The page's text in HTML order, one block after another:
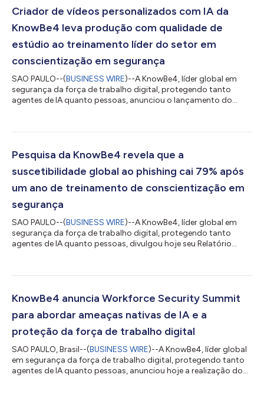
Criador de vídeos personalizados com IA da
KnowBe4 leva produção com qualidade de
estúdio ao treinamento líder do setor em
conscientização em segurança
SAO PAULO--(BUSINESS WIRE)--A KnowBe4, líder global em
segurança da força de trabalho digital, protegendo tanto
agentes de IA quanto pessoas, anunciou o lançamento do
personalizados e gerados por inteligência artificial e
treinamento de conscientização em segurança ou Security
Awareness Training (SAT), em poucos minutos. A inovação é a...
Pesquisa da KnowBe4 revela que a
suscetibilidade global ao phishing cai 79% após
um ano de treinamento de conscientização em
segurança
SAO PAULO--(BUSINESS WIRE)--A KnowBe4, líder global em
segurança da força de trabalho digital, protegendo tanto
agentes de IA quanto pessoas, divulgou hoje seu Relatório
79% após um ano de treinamento consistente de
(SAT), apesar de um cenário de ameaças cada vez mais
impulsionado pela inteligência artificial. O relató...
KnowBe4 anuncia Workforce Security Summit
para abordar ameaças nativas de IA e a
proteção da força de trabalho digital
SAO PAULO, Brasil--(BUSINESS WIRE)--A KnowBe4, líder global
em segurança da força de trabalho digital, protegendo tanto
agentes de IA quanto pessoas, anunciou hoje a realização do